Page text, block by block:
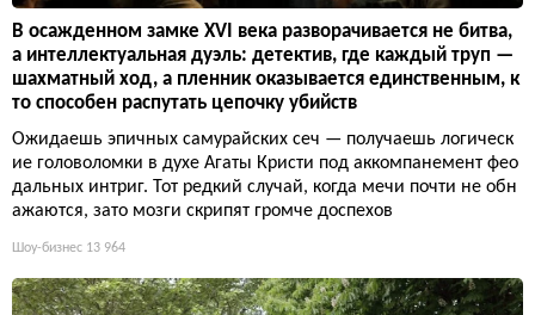
В осажденном замке XVI века разворачивается не битва,
а интеллектуальная дуэль: детектив, где каждый труп —
шахматный ход, а пленник оказывается единственным, к
то способен распутать цепочку убийств
Ожидаешь эпичных самурайских сеч — получаешь логическ
ие головоломки в духе Агаты Кристи под аккомпанемент фео
дальных интриг. Тот редкий случай, когда мечи почти не обн
ажаются, зато мозги скрипят громче доспехов
Шоу-бизнес 13 964